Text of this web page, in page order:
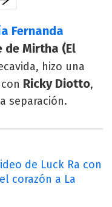
Fernanda
de Mirtha (El
hizo una
Ricky Diotto,
separación.
de Luck Ra con
corazón a La